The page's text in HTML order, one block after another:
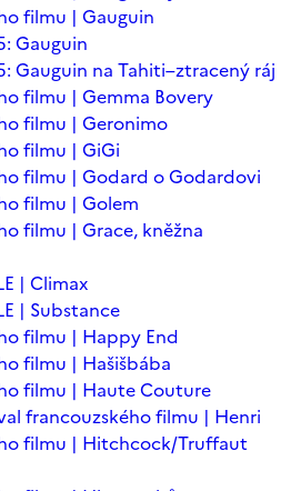
filmu | Gauguin
Gauguin
Gauguin na Tahiti–ztracený ráj
filmu | Gemma Bovery
filmu | Geronimo
filmu | GiGi
filmu | Godard o Godardovi
filmu | Golem
filmu | Grace, kněžna
| Climax
| Substance
filmu | Happy End
filmu | Hašišbába
filmu | Haute Couture
francouzského filmu | Henri
filmu | Hitchcock/Truffaut